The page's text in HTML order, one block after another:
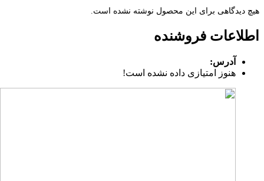
هیچ دیدگاهی برای این محصول نوشته نشده است.
اطلاعات فروشنده
آدرس:
هنوز امتیازی داده نشده است!